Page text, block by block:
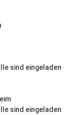
sind eingeladen
sind eingeladen